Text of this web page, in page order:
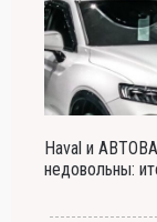
Haval и
недовольны: